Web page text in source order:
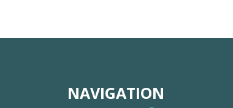
NAVIGATION